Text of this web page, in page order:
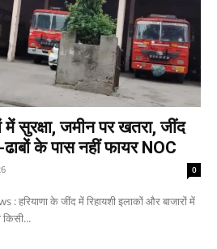
सुरक्षा, जमीन पर खतरा, जींद
के पास नहीं फायर NOC
0
हरियाणा के जींद में रिहायशी इलाकों और बाजारों में
किसी...